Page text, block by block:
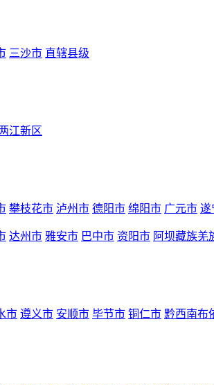
三沙市 直辖县级
江新区
攀枝花市 泸州市 德阳市 绵阳市 广元市 遂
达州市 雅安市 巴中市 资阳市 阿坝藏族羌
市 遵义市 安顺市 毕节市 铜仁市 黔西南布